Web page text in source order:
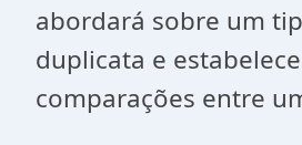
abordará sobre um
duplicata e
comparações entre